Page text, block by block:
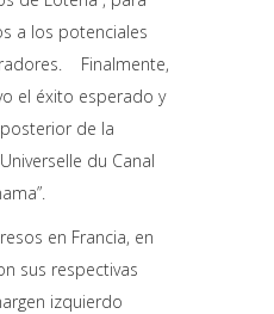
a los potenciales
Finalmente,
el éxito esperado y
de la
du Canal
en Francia, en
sus respectivas
izquierdo